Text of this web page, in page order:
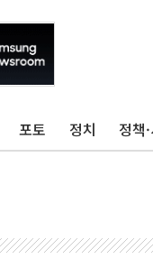
포토 정치 정책